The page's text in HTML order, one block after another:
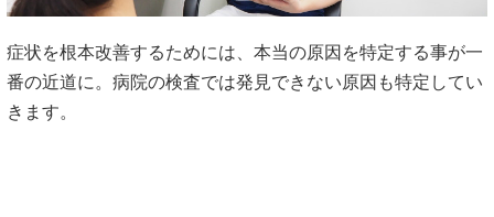
症状を根本改善するためには、本当の原因を特定する事が一
番の近道に。病院の検査では発見できない原因も特定してい
きます。